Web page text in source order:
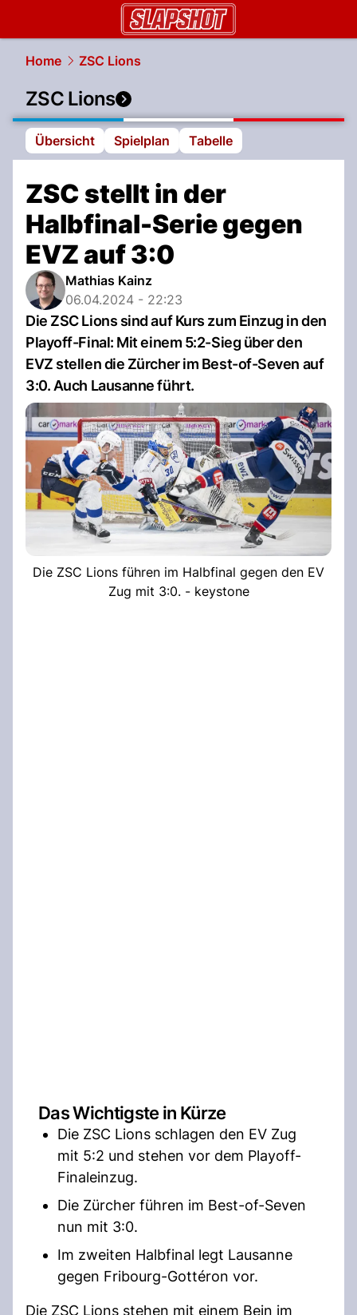
Home ZSC Lions
ZSC Lions
Übersicht Spielplan Tabelle
ZSC stellt in der
Halbfinal-Serie gegen
EVZ auf 3:0
Mathias Kainz
06.04.2024 - 22:23
Die ZSC Lions sind auf Kurs zum Einzug in den
Playoff-Final: Mit einem 5:2-Sieg über den
EVZ stellen die Zürcher im Best-of-Seven auf
3:0. Auch Lausanne führt.
Die ZSC Lions führen im Halbfinal gegen den EV
Zug mit 3:0. - keystone
Das Wichtigste in Kürze
Die ZSC Lions schlagen den EV Zug
mit 5:2 und stehen vor dem Playoff-
Finaleinzug.
Die Zürcher führen im Best-of-Seven
nun mit 3:0.
Im zweiten Halbfinal legt Lausanne
gegen Fribourg-Gottéron vor.
Die ZSC Lions stehen mit einem Bein im